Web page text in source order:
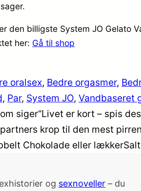
den billigste System JO Gelato
her: Gå til shop
oralsex, Bedre orgasmer,
, Par, System JO, Vandbaseret
siger“Livet er kort – spis
krop til den mest
Chokolade eller
og sexnoveller – du